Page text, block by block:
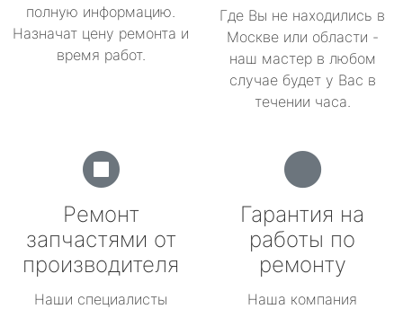
полную информацию.
Назначат цену ремонта и
время работ.
Где Вы не находились в
Москве или области -
наш мастер в любом
случае будет у Вас в
течении часа.
Ремонт
запчастями от
производителя
Наши специалисты
Гарантия на
работы по
ремонту
Наша компания